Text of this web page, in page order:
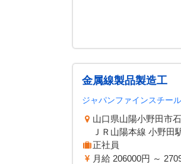
金属線製品製造工
ジャパンファインスチー
山口県山陽小野田市
ＪＲ山陽本線 小野田
正社員
月給 206000円 ～